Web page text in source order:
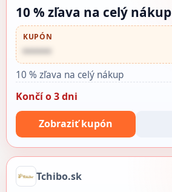
10 % zľava na celý nákup
KUPÓN
••••••
10 % zľava na celý nákup
Končí o 3 dni
Zobraziť kupón
Tchibo.sk